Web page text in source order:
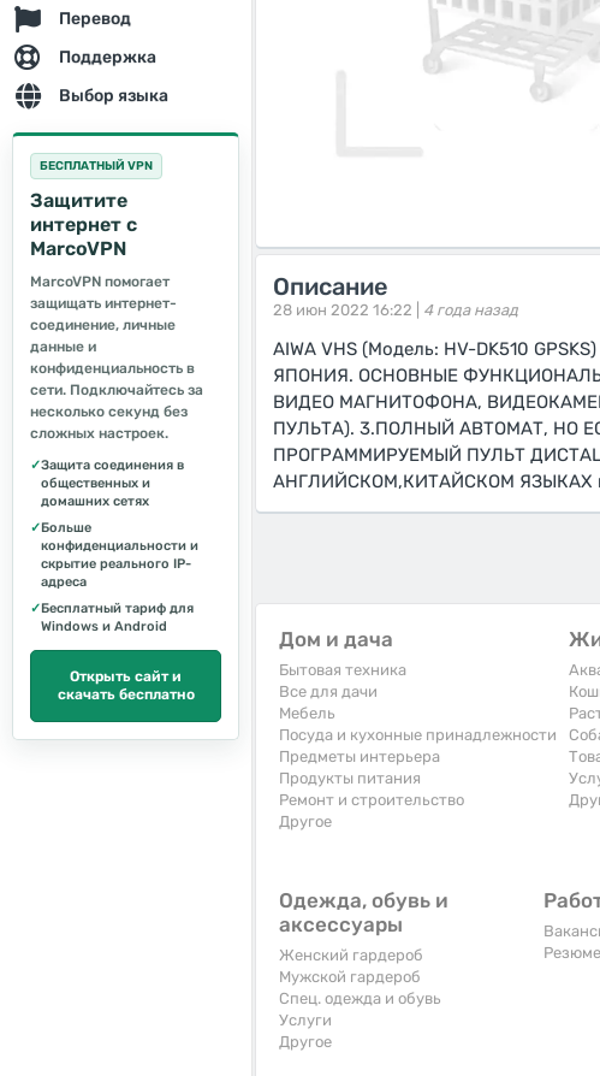
Перевод
Поддержка
Выбор языка
БЕСПЛАТНЫЙ VPN
Защитите
интернет с
MarcoVPN
MarcoVPN помогает
защищать интернет-
соединение, личные
данные и
конфиденциальность в
сети. Подключайтесь за
несколько секунд без
сложных настроек.
✓Защита соединения в
общественных и
домашних сетях
✓Больше
конфиденциальности и
скрытие реального IP-
адреса
✓Бесплатный тариф для
Windows и Android
Открыть сайт и
скачать бесплатно
Описание
28 июн 2022 16:22 | 4 года назад
AIWA VHS (Модель: HV-DK510
ЯПОНИЯ. ОСНОВНЫЕ
ВИДЕО МАГНИТОФОНА,
ПУЛЬТА). 3.ПОЛНЫЙ АВТОМАТ, НО
ПРОГРАММИРУЕМЫЙ ПУЛЬТ
АНГЛИЙСКОМ,КИТАЙСКОМ ЯЗЫКАХ в
Дом и дача
Бытовая техника
Все для дачи
Мебель
Посуда и кухонные принадлежности
Предметы интерьера
Продукты питания
Ремонт и строительство
Другое
Одежда, обувь и
аксессуары
Женский гардероб
Мужской гардероб
Спец. одежда и обувь
Услуги
Другое
Резюме